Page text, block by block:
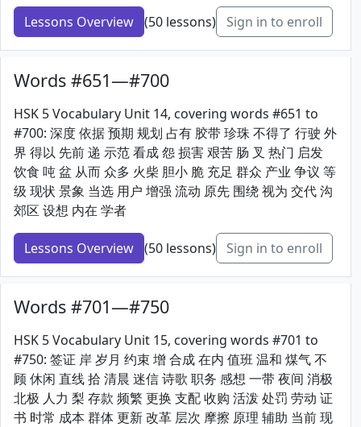
Lessons Overview (50 lessons) Sign in to enroll
Words #651—#700
HSK 5 Vocabulary Unit 14, covering words #651 to
#700: 深度 依据 预期 规划 占有 胶带 珍珠 不得了 行驶 外
界 得以 先前 递 示范 看成 怨 损害 艰苦 肠 叉 热门 启发
饮食 吨 盆 从而 众多 火柴 胆小 脆 充足 群众 产业 争议 等
级 现状 景象 当选 用户 增强 流动 原先 围绕 视为 交代 沟
郊区 设想 内在 学者
Lessons Overview (50 lessons) Sign in to enroll
Words #701—#750
HSK 5 Vocabulary Unit 15, covering words #701 to
#750: 签证 岸 岁月 约束 增 合成 在内 值班 温和 煤气 不
顾 休闲 直线 拾 清晨 迷信 诗歌 职务 感想 一带 夜间 消极
北极 人力 梨 存款 频繁 更换 支配 收购 活泼 处罚 劳动 证
书 时常 成本 群体 更新 改革 层次 摩擦 原理 辅助 当前 现